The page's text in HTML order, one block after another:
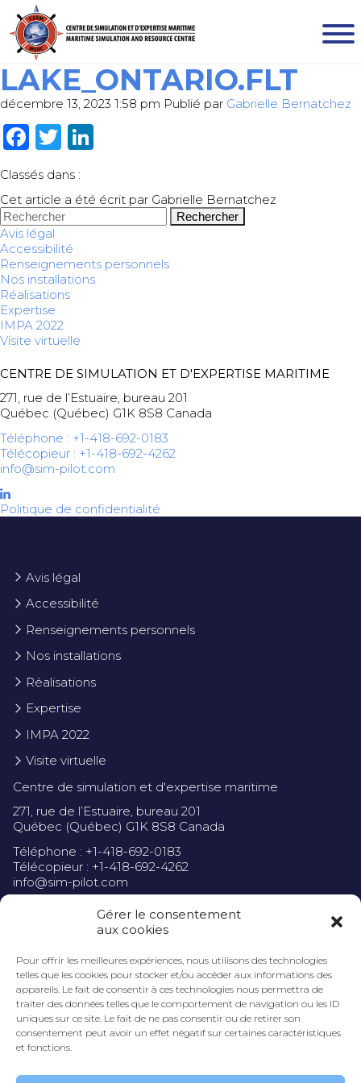
Gérer le consentement
aux cookies
Pour offrir les meilleures expériences, nous utilisons des technologies
telles que les cookies pour stocker et/ou accéder aux informations des
appareils. Le fait de consentir à ces technologies nous permettra de
traiter des données telles que le comportement de navigation ou les ID
uniques sur ce site. Le fait de ne pas consentir ou de retirer son
consentement peut avoir un effet négatif sur certaines caractéristiques
et fonctions.
LAKE_ONTARIO.FLT
décembre 13, 2023 1:58 pm Publié par Gabrielle Bernatchez
Facebook
Twitter
Classés dans :
Cet article a été écrit par Gabrielle Bernatchez
Rechercher
Avis légal
Accessibilité
Renseignements personnels
Nos installations
Réalisations
Expertise
IMPA 2022
Visite virtuelle
CENTRE DE SIMULATION ET D'EXPERTISE MARITIME
271, rue de l’Estuaire, bureau 201
Québec (Québec) G1K 8S8 Canada
Téléphone : +1-418-692-0183
Télécopieur : +1-418-692-4262
info@sim-pilot.com
Politique de confidentialité
Avis légal
Accessibilité
Renseignements personnels
Nos installations
Réalisations
Expertise
IMPA 2022
Visite virtuelle
Centre de simulation et d'expertise maritime
271, rue de l’Estuaire, bureau 201
Québec (Québec) G1K 8S8 Canada
Téléphone : +1-418-692-0183
Télécopieur : +1-418-692-4262
info@sim-pilot.com
Politique de confidentialité